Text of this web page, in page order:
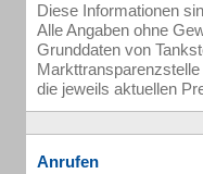
Diese Informationen
Alle Angaben ohne
Grunddaten von
die jeweils aktuellen
Anrufen